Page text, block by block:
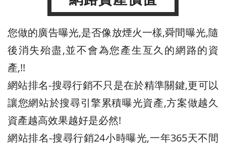
您做的廣告曝光,是否像放煙火一樣,舜間曝光,隨
後消失殆盡,並不會為您產生亙久的網路的資
產,!!
網站排名-搜尋行銷不只是在於精準關鍵,更可以
讓您網站於搜尋引擎累積曝光資產,方案做越久
資產越高效果越好是必然!
網站排名-搜尋行銷24小時曝光,一年365天不間